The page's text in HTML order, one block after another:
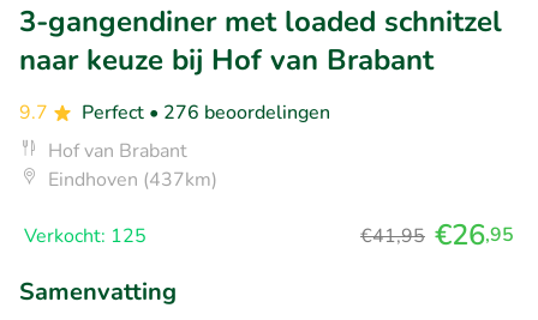
3-gangendiner met loaded schnitzel
naar keuze bij Hof van Brabant
9.7 Perfect • 276 beoordelingen
Hof van Brabant
Eindhoven (437km)
Verkocht: 125 €41,95 €26,95
Samenvatting